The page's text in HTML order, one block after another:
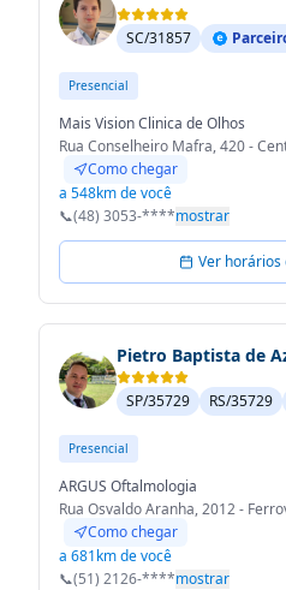
SC/31857
Presencial
Mais Vision Clinica de Olhos
Rua Conselheiro Mafra, 420 -
Como chegar
a 548km de você
📞(48) 3053-****mostrar
Ver horários
Pietro Baptista de
SP/35729 RS/35729
Presencial
ARGUS Oftalmologia
Rua Osvaldo Aranha, 2012 -
Como chegar
a 681km de você
📞(51) 2126-****mostrar